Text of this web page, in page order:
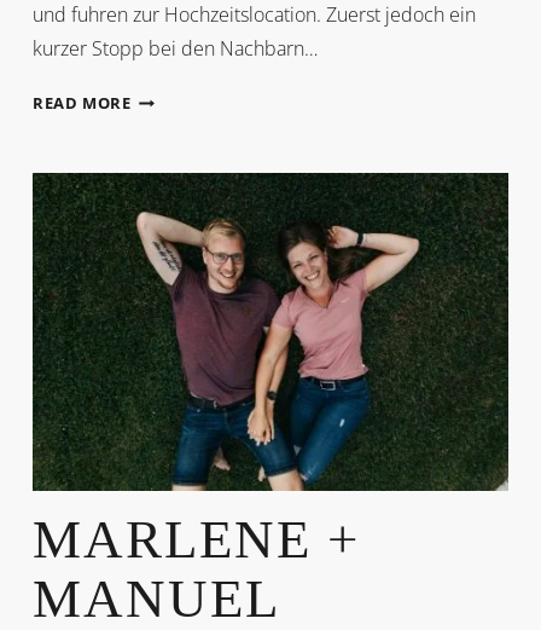
und fuhren zur Hochzeitslocation. Zuerst jedoch ein
kurzer Stopp bei den Nachbarn…
READ MOREHELENE
MARLENE +
MANUEL